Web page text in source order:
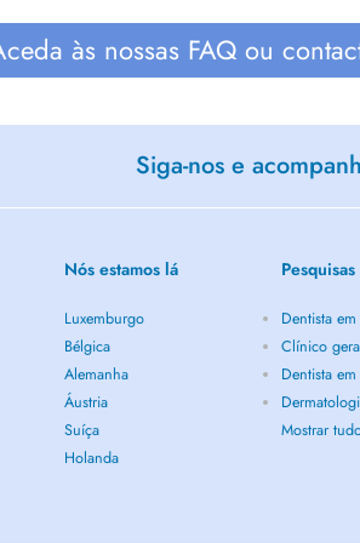
às nossas FAQ ou
Siga-nos e
Nós estamos lá
Luxemburgo
Bélgica
Alemanha
Áustria
Suíça
Holanda
Dentista
Clínico
Dentista
Mostrar